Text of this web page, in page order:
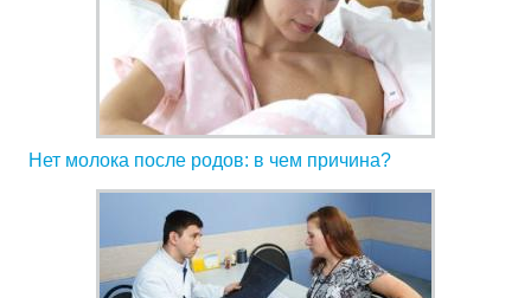
Нет молока после родов: в чем причина?